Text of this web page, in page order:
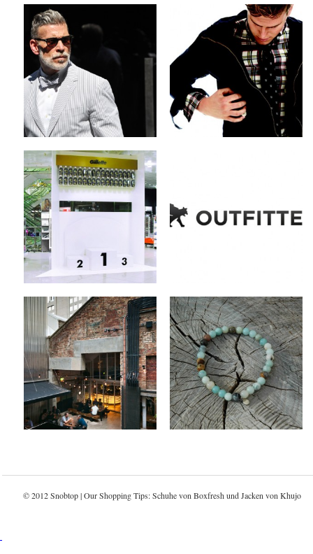
The Modern Man’s
Guide to Beards
byMEXonAug 13, 2012
1 Kommentar
Read Wall x Fall/Winter
2012 Collection
by Aug 10, 2012
Keine Kommentare
Sponsored Video x
Golden Gilette Fusion
ProGlide Campaign
byMEX
Keine Kommentare
Fearon Hay Architects
x Imperial Buildings
by MEXonAug 3, 2012
Keine Kommentare
Viola Milano x
Bracelets
byMEXonAug 2, 2012
1 Kommentar
© 2012 Snobtop | Our Shopping Tips: Schuhe von Boxfresh und Jacken von Khujo